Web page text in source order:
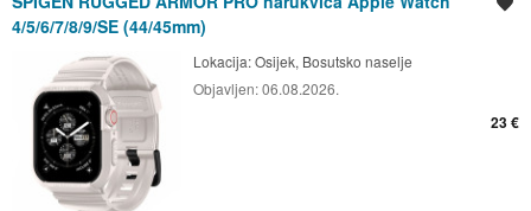
4/5/6/7/8/9/SE (44/45mm)
Lokacija:Osijek, Bosutsko naselje
Objavljen:06.08.2026.
23 €